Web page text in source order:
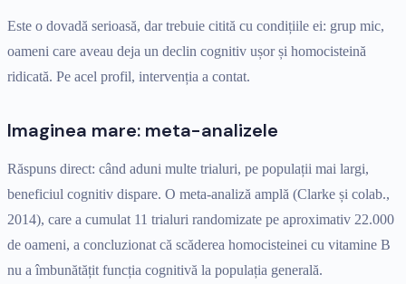
Este o dovadă serioasă, dar trebuie citită cu condițiile ei: grup mic,
oameni care aveau deja un declin cognitiv ușor și homocisteină
ridicată. Pe acel profil, intervenția a contat.
Imaginea mare: meta-analizele
Răspuns direct: când aduni multe trialuri, pe populații mai largi,
beneficiul cognitiv dispare. O meta-analiză amplă (Clarke și colab.,
2014), care a cumulat 11 trialuri randomizate pe aproximativ 22.000
de oameni, a concluzionat că scăderea homocisteinei cu vitamine B
nu a îmbunătățit funcția cognitivă la populația generală.